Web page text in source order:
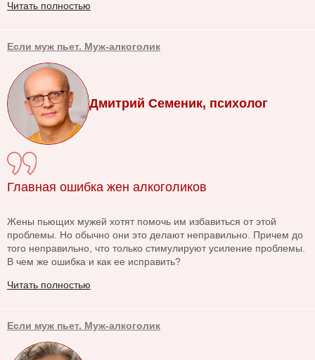
Читать полностью
Если муж пьет. Муж-алкоголик
Дмитрий Семеник, психолог
Главная ошибка жен алкоголиков
Жены пьющих мужей хотят помочь им избавиться от этой
проблемы. Но обычно они это делают неправильно. Причем до
того неправильно, что только стимулируют усиление проблемы.
В чем же ошибка и как ее исправить?
Читать полностью
Если муж пьет. Муж-алкоголик